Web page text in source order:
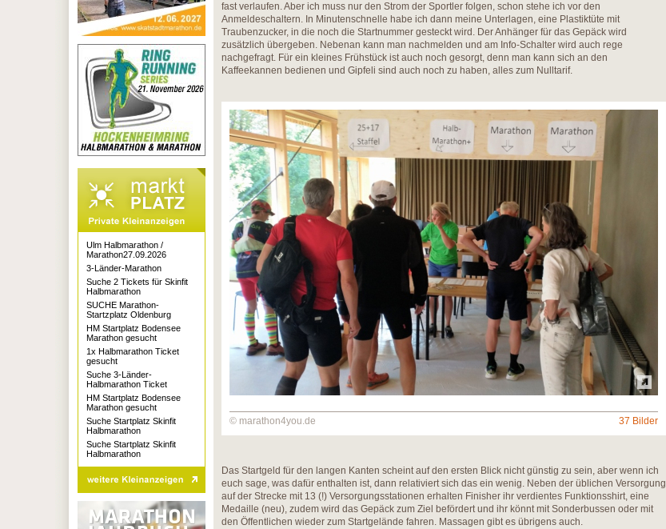
fast verlaufen. Aber ich muss nur den Strom der Sportler folgen, schon stehe ich vor den
Anmeldeschaltern. In Minutenschnelle habe ich dann meine Unterlagen, eine Plastiktüte mit
Traubenzucker, in die noch die Startnummer gesteckt wird. Der Anhänger für das Gepäck wird
zusätzlich übergeben. Nebenan kann man nachmelden und am Info-Schalter wird auch rege
nachgefragt. Für ein kleines Frühstück ist auch noch gesorgt, denn man kann sich an den
Kaffeekannen bedienen und Gipfeli sind auch noch zu haben, alles zum Nulltarif.
© marathon4you.de 37 Bilder
Das Startgeld für den langen Kanten scheint auf den ersten Blick nicht günstig zu sein, aber wenn ich
euch sage, was dafür enthalten ist, dann relativiert sich das ein wenig. Neben der üblichen Versorgung
auf der Strecke mit 13 (!) Versorgungsstationen erhalten Finisher ihr verdientes Funktionsshirt, eine
Medaille (neu), zudem wird das Gepäck zum Ziel befördert und ihr könnt mit Sonderbussen oder mit
den Öffentlichen wieder zum Startgelände fahren. Massagen gibt es übrigens auch.
Ulm Halbmarathon /
Marathon27.09.2026
3-Länder-Marathon
Suche 2 Tickets für Skinfit
Halbmarathon
SUCHE Marathon-
Startzplatz Oldenburg
HM Startplatz Bodensee
Marathon gesucht
1x Halbmarathon Ticket
gesucht
Suche 3-Länder-
Halbmarathon Ticket
HM Startplatz Bodensee
Marathon gesucht
Suche Startplatz Skinfit
Halbmarathon
Suche Startplatz Skinfit
Halbmarathon